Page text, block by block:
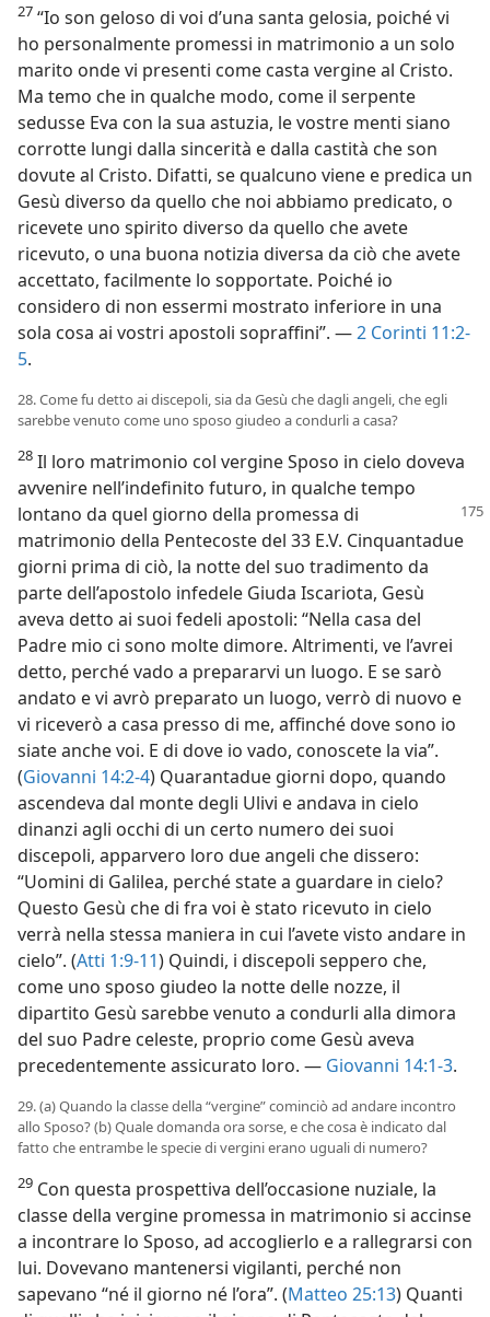
27 “Io son geloso di voi d’una santa gelosia, poiché vi
ho personalmente promessi in matrimonio a un solo
marito onde vi presenti come casta vergine al Cristo.
Ma temo che in qualche modo, come il serpente
sedusse Eva con la sua astuzia, le vostre menti siano
corrotte lungi dalla sincerità e dalla castità che son
dovute al Cristo. Difatti, se qualcuno viene e predica un
Gesù diverso da quello che noi abbiamo predicato, o
ricevete uno spirito diverso da quello che avete
ricevuto, o una buona notizia diversa da ciò che avete
accettato, facilmente lo sopportate. Poiché io
considero di non essermi mostrato inferiore in una
sola cosa ai vostri apostoli sopraffini”. —2 Corinti 11:2-
5.
28. Come fu detto ai discepoli, sia da Gesù che dagli angeli, che egli
sarebbe venuto come uno sposo giudeo a condurli a casa?
28 Il loro matrimonio col vergine Sposo in cielo doveva
avvenire nell’indefinito futuro, in qualche tempo
lontano da quel giorno della promessa di
matrimonio della Pentecoste del 33 E.V. Cinquantadue
giorni prima di ciò, la notte del suo tradimento da
parte dell’apostolo infedele Giuda Iscariota, Gesù
aveva detto ai suoi fedeli apostoli: “Nella casa del
Padre mio ci sono molte dimore. Altrimenti, ve l’avrei
detto, perché vado a prepararvi un luogo. E se sarò
andato e vi avrò preparato un luogo, verrò di nuovo e
vi riceverò a casa presso di me, affinché dove sono io
siate anche voi. E di dove io vado, conoscete la via”.
(Giovanni 14:2-4) Quarantadue giorni dopo, quando
ascendeva dal monte degli Ulivi e andava in cielo
dinanzi agli occhi di un certo numero dei suoi
discepoli, apparvero loro due angeli che dissero:
“Uomini di Galilea, perché state a guardare in cielo?
Questo Gesù che di fra voi è stato ricevuto in cielo
verrà nella stessa maniera in cui l’avete visto andare in
cielo”. (Atti 1:9-11) Quindi, i discepoli seppero che,
come uno sposo giudeo la notte delle nozze, il
dipartito Gesù sarebbe venuto a condurli alla dimora
del suo Padre celeste, proprio come Gesù aveva
precedentemente assicurato loro. — Giovanni 14:1-3.
29. (a) Quando la classe della “vergine” cominciò ad andare incontro
allo Sposo? (b) Quale domanda ora sorse, e che cosa è indicato dal
fatto che entrambe le specie di vergini erano uguali di numero?
29 Con questa prospettiva dell’occasione nuziale, la
classe della vergine promessa in matrimonio si accinse
a incontrare lo Sposo, ad accoglierlo e a rallegrarsi con
lui. Dovevano mantenersi vigilanti, perché non
sapevano “né il giorno né l’ora”. (Matteo 25:13) Quanti